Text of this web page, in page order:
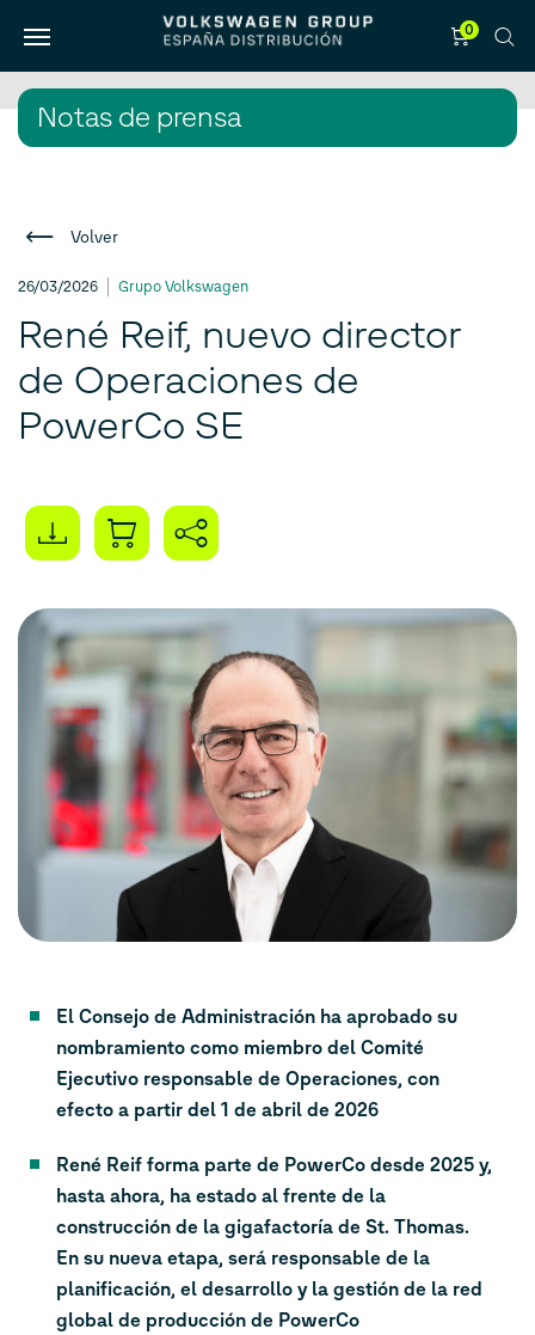
0
Notas de prensa
Volver
26/03/2026 Grupo Volkswagen
René Reif, nuevo director
de Operaciones de
PowerCo SE
El Consejo de Administración ha aprobado su
nombramiento como miembro del Comité
Ejecutivo responsable de Operaciones, con
efecto a partir del 1 de abril de 2026
René Reif forma parte de PowerCo desde 2025 y,
hasta ahora, ha estado al frente de la
construcción de la gigafactoría de St. Thomas.
En su nueva etapa, será responsable de la
planificación, el desarrollo y la gestión de la red
global de producción de PowerCo